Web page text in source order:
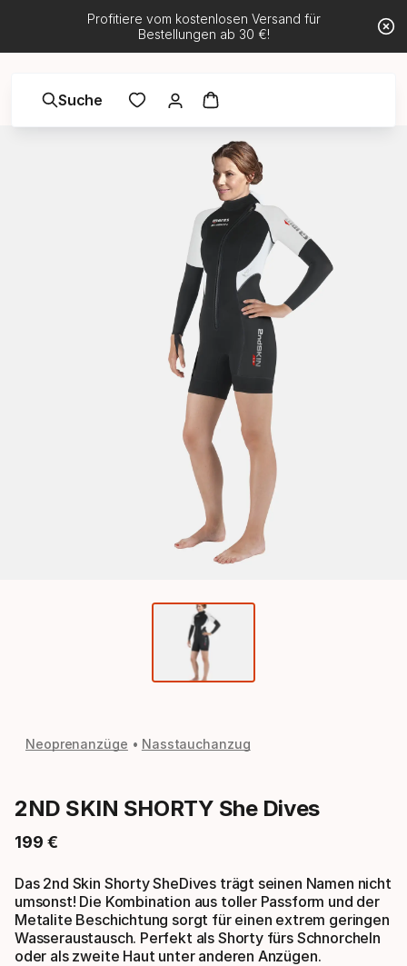
Profitiere vom kostenlosen Versand für
Bestellungen ab 30 €!
Suche
Neoprenanzüge Nasstauchanzug
2ND SKIN SHORTY She Dives
199 €
Endpreis
Das 2nd Skin Shorty SheDives trägt seinen Namen nicht
umsonst! Die Kombination aus toller Passform und der
Metalite Beschichtung sorgt für einen extrem geringen
Wasseraustausch. Perfekt als Shorty fürs Schnorcheln
oder als zweite Haut unter anderen Anzügen.